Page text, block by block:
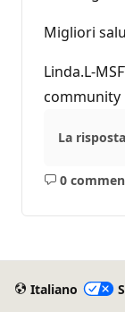
Migliori
Linda.L-
La
0
Italiano